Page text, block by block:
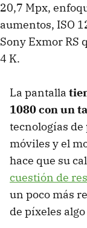
20,7 Mpx,
aumentos, ISO
Sony Exmor RS
4 K.
La pantalla
1080 con un
tecnologías de
móviles y el
hace que su
cuestión de
un poco más
de píxeles